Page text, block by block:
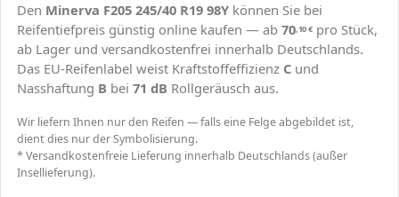
Den Minerva F205 245/40 R19 98Y können Sie bei
Reifentiefpreis günstig online kaufen — ab 70,10€ pro Stück,
ab Lager und versandkostenfrei innerhalb Deutschlands.
Das EU-Reifenlabel weist Kraftstoffeffizienz C und
Nasshaftung B bei 71 dB Rollgeräusch aus.
Wir liefern Ihnen nur den Reifen — falls eine Felge abgebildet ist,
dient dies nur der Symbolisierung.
* Versandkostenfreie Lieferung innerhalb Deutschlands (außer
Insellieferung).